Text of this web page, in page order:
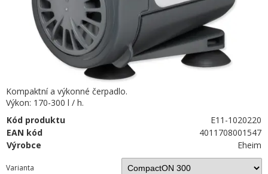
Kompaktní a výkonné čerpadlo.
Výkon: 170-300 l / h.
Kód produktu
E11-1020220
EAN kód
4011708001547
Výrobce
Eheim
Varianta